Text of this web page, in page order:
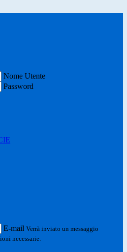
Nome Utente
Password
E-mail Verrà inviato un messaggio
necessarie.